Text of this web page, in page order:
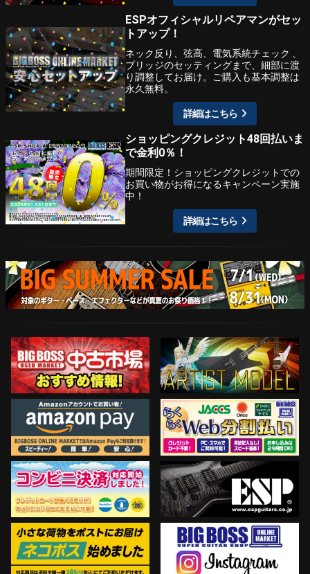
ESPオフィシャルリペアマンがセッ
トアップ！
ネック反り、弦高、電気系統チェック 、
ブリッジのセッティングまで、細部に渡
り調整してお届け。ご購入も基本調整は
永久無料。
詳細はこちら
ショッピングクレジット48回払いま
で金利0％！
期間限定！ショッピングクレジットでの
お買い物がお得になるキャンペーン実施
中！
詳細はこちら